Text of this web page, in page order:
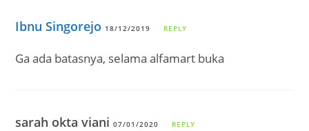
Ibnu Singorejo 18/12/2019 REPLY
Ga ada batasnya, selama alfamart buka
sarah okta viani07/01/2020 REPLY